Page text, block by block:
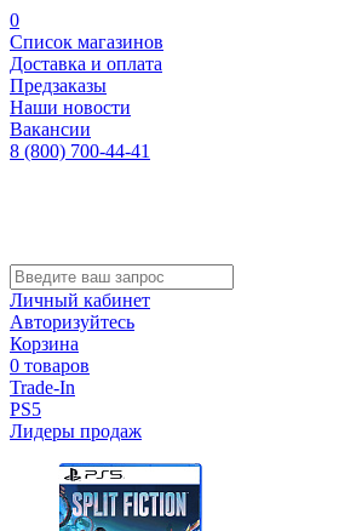
0
Список магазинов
Доставка и оплата
Предзаказы
Наши новости
Вакансии
8 (800) 700-44-41
Личный кабинет
Авторизуйтесь
Корзина
0 товаров
Trade-In
PS5
Лидеры продаж